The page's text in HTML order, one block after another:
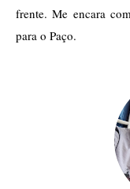
frente. Me encara
para o Paço.